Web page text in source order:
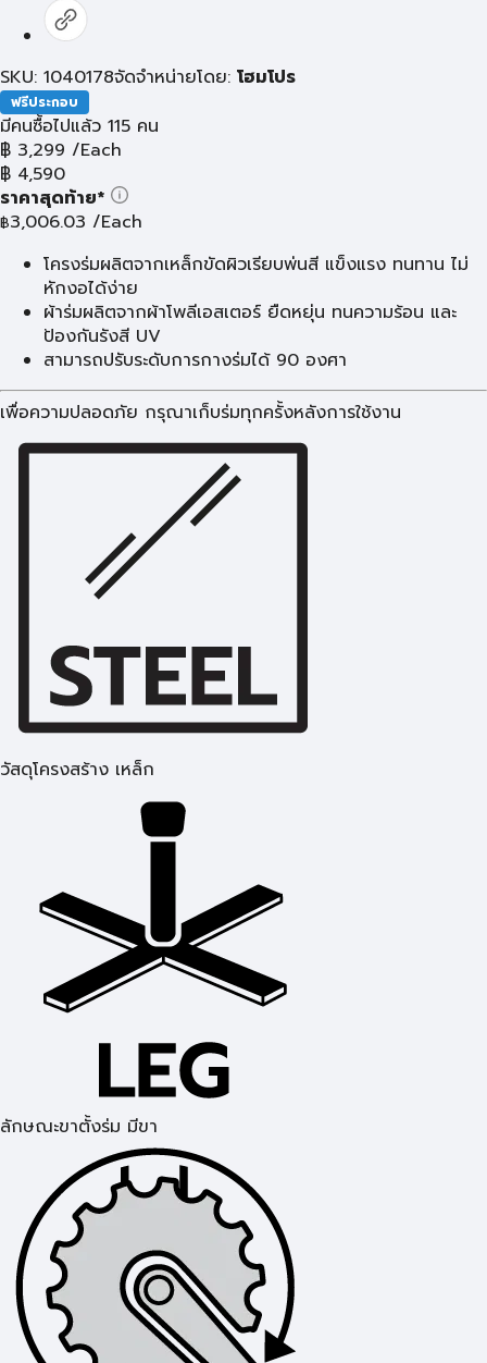
SKU: 1040178จัดจำหน่ายโดย: โฮมโปร
ฟรีประกอบ
มีคนซื้อไปแล้ว 115 คน
฿ 3,299 /Each
฿ 4,590
ราคาสุดท้าย*
฿3,006.03 /Each
โครงร่มผลิตจากเหล็กขัดผิวเรียบพ่นสี แข็งแรง ทนทาน ไม่
หักงอได้ง่าย
ผ้าร่มผลิตจากผ้าโพลีเอสเตอร์ ยืดหยุ่น ทนความร้อน และ
ป้องกันรังสี UV
สามารถปรับระดับการกางร่มได้ 90 องศา
เพื่อความปลอดภัย กรุณาเก็บร่มทุกครั้งหลังการใช้งาน
วัสดุโครงสร้าง เหล็ก
ลักษณะขาตั้งร่ม มีขา